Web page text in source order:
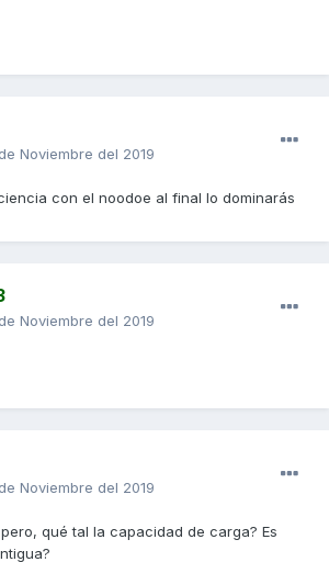
Noviembre del 2019
con el noodoe al final lo dominarás
Noviembre del 2019
Noviembre del 2019
qué tal la capacidad de carga? Es